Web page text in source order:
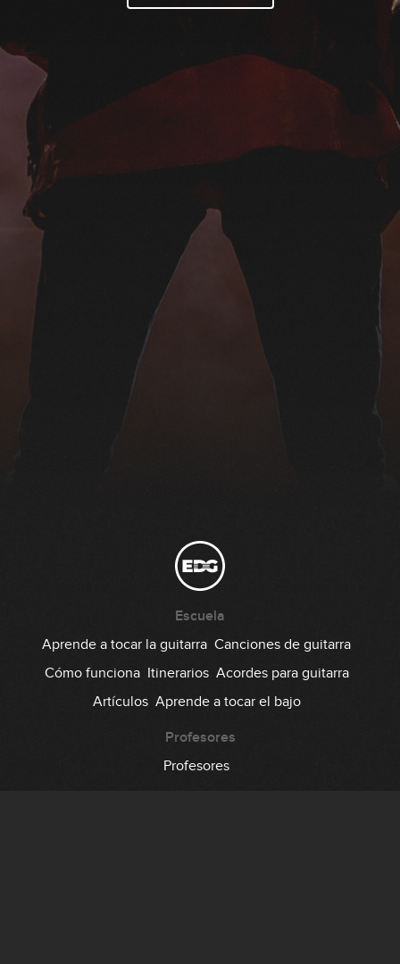
Escuela
Aprende a tocar la guitarra Canciones de guitarra
Cómo funciona Itinerarios Acordes para guitarra
Artículos Aprende a tocar el bajo
Profesores
Profesores